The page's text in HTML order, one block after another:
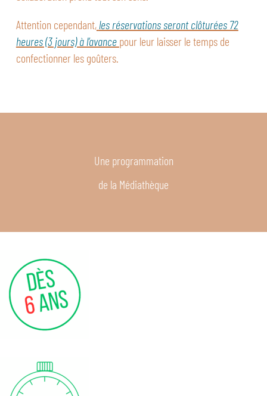
Attention cependant, les réservations seront clôturées 72
heures (3 jours) à l’avance pour leur laisser le temps de
confectionner les goûters.
Une programmation
de la Médiathèque